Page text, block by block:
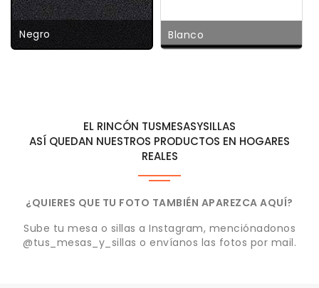
Negro Blanco
EL RINCÓN TUSMESASYSILLAS
ASÍ QUEDAN NUESTROS PRODUCTOS EN HOGARES
REALES
¿QUIERES QUE TU FOTO TAMBIÉN APAREZCA AQUÍ?
Sube tu mesa o sillas a Instagram, menciónadonos
@tus_mesas_y_sillas o envíanos las fotos por mail.